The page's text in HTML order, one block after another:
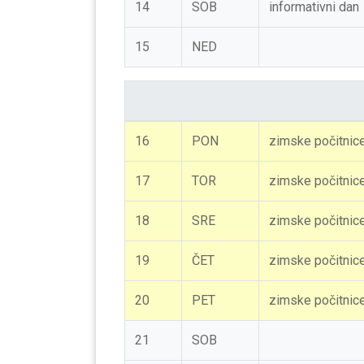
14 SOB informativni dan
15 NED
16 PON zimske
17 TOR zimske
18 SRE zimske
19 ČET zimske
20 PET zimske
21 SOB